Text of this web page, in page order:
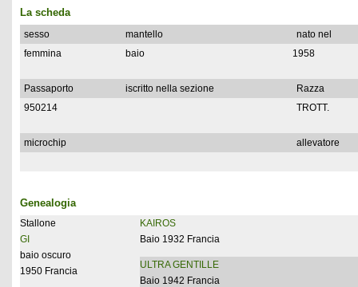
La scheda
sesso mantello
nato nel
femmina
baio 1958
Passaporto iscritto nella sezione
Razza
950214
TROTT.
microchip allevatore
Genealogia
Stallone
GI
baio oscuro
1950 Francia
KAIROS
Baio 1932 Francia
ULTRA GENTILLE
Baio 1942 Francia